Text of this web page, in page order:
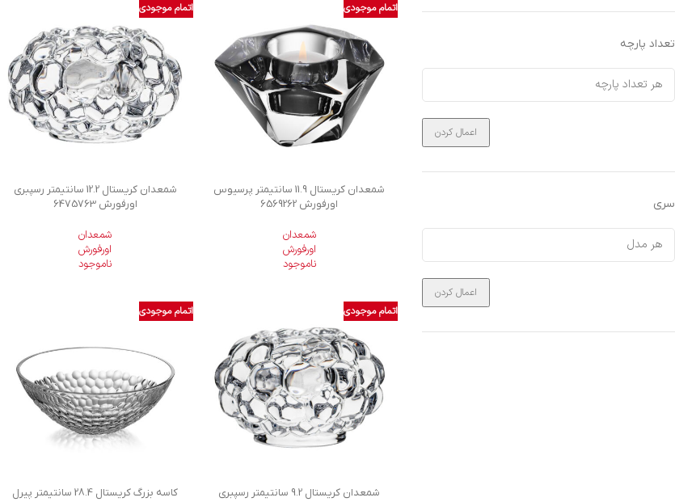
تعداد پارچه
اعمال کردن
سری
اعمال کردن
اتمام موجودی
شمعدان کریستال 11.9 سانتیمتر پرسیوس
اورفورش 6569262
شمعدان
اورفورش
ناموجود
اتمام موجودی
شمعدان کریستال 12.2 سانتیمتر رسپبری
اورفورش 6475763
شمعدان
اورفورش
ناموجود
اتمام موجودی
شمعدان کریستال 9.2 سانتیمتر رسپبری
اتمام موجودی
کاسه بزرگ کریستال 28.4 سانتیمتر پیرل